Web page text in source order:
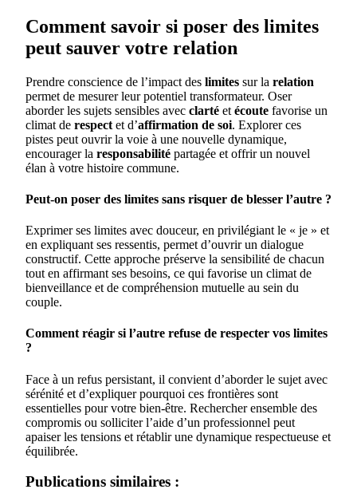
Comment savoir si poser des limites
peut sauver votre relation
Prendre conscience de l’impact des limites sur la relation
permet de mesurer leur potentiel transformateur. Oser
aborder les sujets sensibles avec clarté et écoute favorise un
climat de respect et d’affirmation de soi. Explorer ces
pistes peut ouvrir la voie à une nouvelle dynamique,
encourager la responsabilité partagée et offrir un nouvel
élan à votre histoire commune.
Peut-on poser des limites sans risquer de blesser l’autre ?
Exprimer ses limites avec douceur, en privilégiant le « je » et
en expliquant ses ressentis, permet d’ouvrir un dialogue
constructif. Cette approche préserve la sensibilité de chacun
tout en affirmant ses besoins, ce qui favorise un climat de
bienveillance et de compréhension mutuelle au sein du
couple.
Comment réagir si l’autre refuse de respecter vos limites
?
Face à un refus persistant, il convient d’aborder le sujet avec
sérénité et d’expliquer pourquoi ces frontières sont
essentielles pour votre bien-être. Rechercher ensemble des
compromis ou solliciter l’aide d’un professionnel peut
apaiser les tensions et rétablir une dynamique respectueuse et
équilibrée.
Publications similaires :